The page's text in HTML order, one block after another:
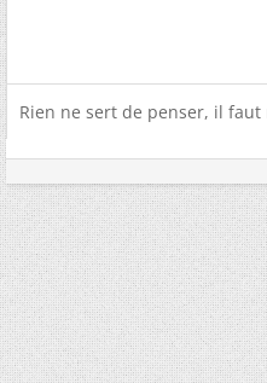
Rien ne sert de penser, il